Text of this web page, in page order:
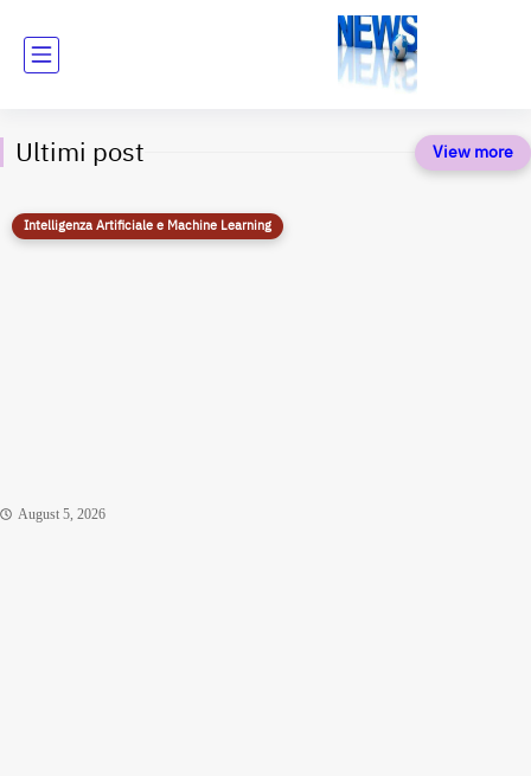
Ultimi post
Intelligenza Artificiale e Machine Learning
August 5, 2026